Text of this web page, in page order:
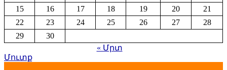
15
16 17 18 19 20
21
22
23 24 25 26 27
28
29
30
« Մրտ
Մուտք